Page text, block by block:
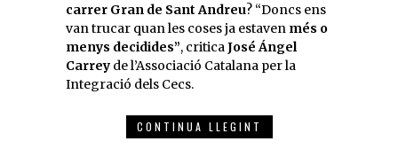
carrer Gran de Sant Andreu? “Doncs ens
van trucar quan les coses ja estaven més o
menys decidides”, critica José Ángel
Carrey de l’Associació Catalana per la
Integració dels Cecs.
CONTINUA LLEGINT